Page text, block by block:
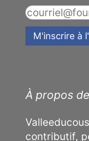
À propos
contributif,